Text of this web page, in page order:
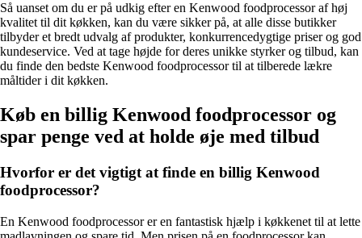
Så uanset om du er på udkig efter en Kenwood foodprocessor af høj
kvalitet til dit køkken, kan du være sikker på, at alle disse butikker
tilbyder et bredt udvalg af produkter, konkurrencedygtige priser og god
kundeservice. Ved at tage højde for deres unikke styrker og tilbud, kan
du finde den bedste Kenwood foodprocessor til at tilberede lækre
måltider i dit køkken.
Køb en billig Kenwood foodprocessor og
spar penge ved at holde øje med tilbud
Hvorfor er det vigtigt at finde en billig Kenwood
foodprocessor?
En Kenwood foodprocessor er en fantastisk hjælp i køkkenet til at lette